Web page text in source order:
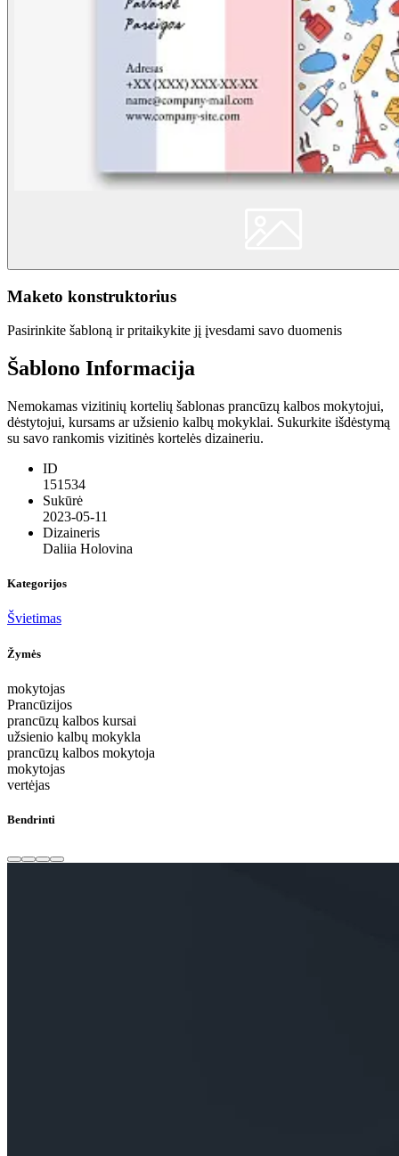
Maketo konstruktorius
Pasirinkite šabloną ir pritaikykite jį įvesdami savo duomenis
Šablono Informacija
Nemokamas vizitinių kortelių šablonas prancūzų kalbos mokytojui,
dėstytojui, kursams ar užsienio kalbų mokyklai. Sukurkite išdėstymą
su savo rankomis vizitinės kortelės dizaineriu.
ID
151534
Sukūrė
2023-05-11
Dizaineris
Daliia Holovina
Kategorijos
Švietimas
Žymės
mokytojas
Prancūzijos
prancūzų kalbos kursai
užsienio kalbų mokykla
prancūzų kalbos mokytoja
mokytojas
vertėjas
Bendrinti